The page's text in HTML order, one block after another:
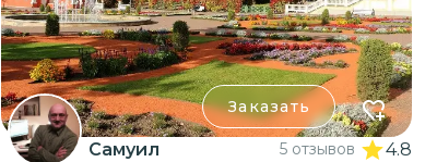
Заказать
Самуил 5 отзывов 4.8